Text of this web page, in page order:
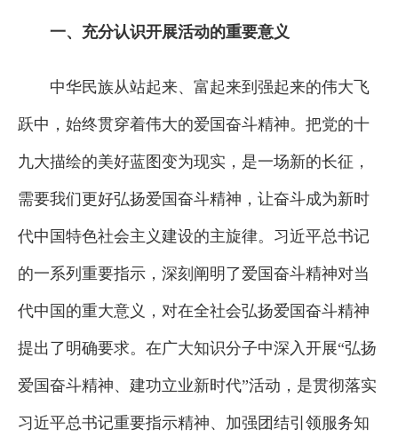
一、充分认识开展活动的重要意义
中华民族从站起来、富起来到强起来的伟大飞
跃中，始终贯穿着伟大的爱国奋斗精神。把党的十
九大描绘的美好蓝图变为现实，是一场新的长征，
需要我们更好弘扬爱国奋斗精神，让奋斗成为新时
代中国特色社会主义建设的主旋律。习近平总书记
的一系列重要指示，深刻阐明了爱国奋斗精神对当
代中国的重大意义，对在全社会弘扬爱国奋斗精神
提出了明确要求。在广大知识分子中深入开展“弘扬
爱国奋斗精神、建功立业新时代”活动，是贯彻落实
习近平总书记重要指示精神、加强团结引领服务知